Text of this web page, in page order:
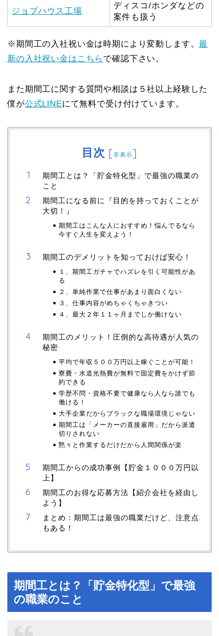
ジョブハウス工場
ディスコ/ホンダなどの
案件も扱う
※期間工の入社祝い金は時期により変動します。最
新の入社祝い金はこちら で確認下さい。
また期間工に関する質問や相談は５社以上経験した
僕が公式LINEにて無料で受け付けています。
目次 [非表示]
期間工とは？「貯金特化型」で最強の職業の
こと
期間工になる前に『目的を持っておくことが
大切！』
期間工はこんな人におすすめ！悩んでるなら
今すぐ人生を変えよう！
期間工のデメリットを知っておけば安心！
１、期間工ガチャでハズレを引く可能性があ
る
２、単純作業で仕事があまり面白くない
３、仕事内容がめちゃくちゃきつい
４、最大２年１１ヶ月までしか働けない
期間工のメリット！圧倒的な高待遇が人気の
秘密
平均で年収５００万円以上稼ぐことが可能！
寮費・水道光熱費が無料で固定費をかけず節
約できる
学歴不問・資格不要で健康なら人なら誰でも
働ける！
大手企業だからブラックな職場環境じゃない
期間工は「メーカーの直接雇用」だから派遣
切りされない
黙々と作業するだけだから人間関係が楽
期間工からの成功事例【貯金１０００万円以
上】
期間工のお得な応募方法【紹介会社を経由し
よう】
まとめ：期間工は最強の職業だけど、注意点
もある！
期間工とは？「貯金特化型」で最強
の職業のこと